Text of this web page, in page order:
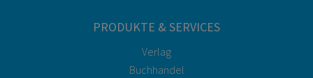
PRODUKTE & SERVICES
Verlag
Buchhandel